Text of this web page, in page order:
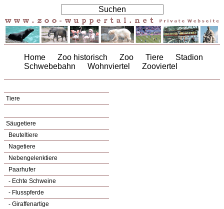
Home Zoo historisch Zoo Tiere
Stadion
Schwebebahn
Wohnviertel Zooviertel
Tiere
Säugetiere
Beuteltiere
Nagetiere
Nebengelenktiere
Paarhufer
- Echte Schweine
- Flusspferde
- Giraffenartige